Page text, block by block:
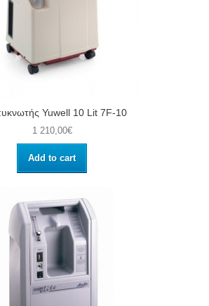
Yuwell 10 Lit 7F-10
1 210,00€
Add to cart